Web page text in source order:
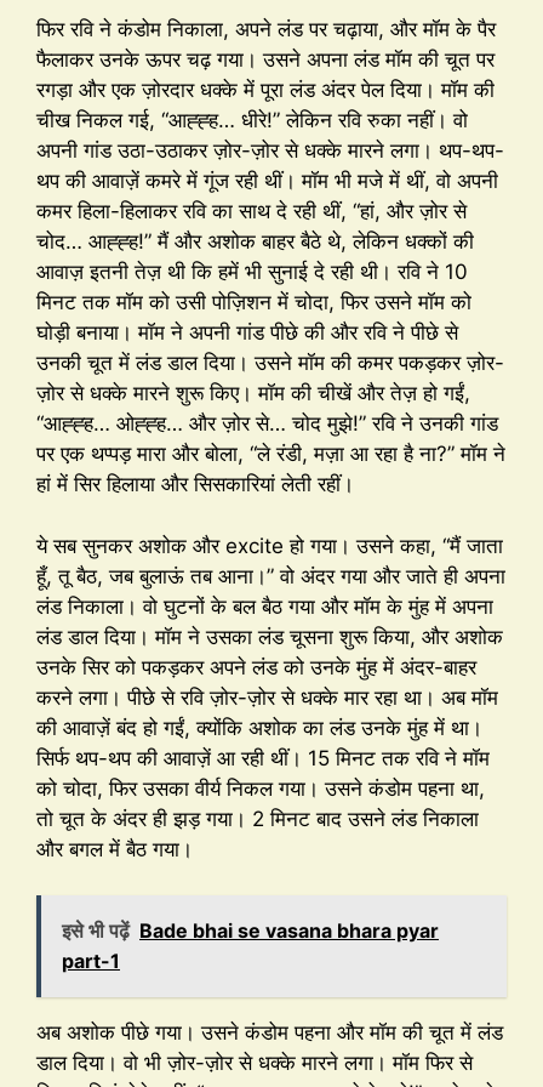
फिर रवि ने कंडोम निकाला, अपने लंड पर चढ़ाया, और मॉम के पैर
फैलाकर उनके ऊपर चढ़ गया। उसने अपना लंड मॉम की चूत पर
रगड़ा और एक ज़ोरदार धक्के में पूरा लंड अंदर पेल दिया। मॉम की
चीख निकल गई, “आह्ह्ह… धीरे!” लेकिन रवि रुका नहीं। वो
अपनी गांड उठा-उठाकर ज़ोर-ज़ोर से धक्के मारने लगा। थप-थप-
थप की आवाज़ें कमरे में गूंज रही थीं। मॉम भी मजे में थीं, वो अपनी
कमर हिला-हिलाकर रवि का साथ दे रही थीं, “हां, और ज़ोर से
चोद… आह्ह्ह!” मैं और अशोक बाहर बैठे थे, लेकिन धक्कों की
आवाज़ इतनी तेज़ थी कि हमें भी सुनाई दे रही थी। रवि ने 10
मिनट तक मॉम को उसी पोज़िशन में चोदा, फिर उसने मॉम को
घोड़ी बनाया। मॉम ने अपनी गांड पीछे की और रवि ने पीछे से
उनकी चूत में लंड डाल दिया। उसने मॉम की कमर पकड़कर ज़ोर-
ज़ोर से धक्के मारने शुरू किए। मॉम की चीखें और तेज़ हो गईं,
“आह्ह्ह… ओह्ह्ह… और ज़ोर से… चोद मुझे!” रवि ने उनकी गांड
पर एक थप्पड़ मारा और बोला, “ले रंडी, मज़ा आ रहा है ना?” मॉम ने
हां में सिर हिलाया और सिसकारियां लेती रहीं।
ये सब सुनकर अशोक और excite हो गया। उसने कहा, “मैं जाता
हूँ, तू बैठ, जब बुलाऊं तब आना।” वो अंदर गया और जाते ही अपना
लंड निकाला। वो घुटनों के बल बैठ गया और मॉम के मुंह में अपना
लंड डाल दिया। मॉम ने उसका लंड चूसना शुरू किया, और अशोक
उनके सिर को पकड़कर अपने लंड को उनके मुंह में अंदर-बाहर
करने लगा। पीछे से रवि ज़ोर-ज़ोर से धक्के मार रहा था। अब मॉम
की आवाज़ें बंद हो गईं, क्योंकि अशोक का लंड उनके मुंह में था।
सिर्फ थप-थप की आवाज़ें आ रही थीं। 15 मिनट तक रवि ने मॉम
को चोदा, फिर उसका वीर्य निकल गया। उसने कंडोम पहना था,
तो चूत के अंदर ही झड़ गया। 2 मिनट बाद उसने लंड निकाला
और बगल में बैठ गया।
इसे भी पढ़ें Bade bhai se vasana bhara pyar
part-1
अब अशोक पीछे गया। उसने कंडोम पहना और मॉम की चूत में लंड
डाल दिया। वो भी ज़ोर-ज़ोर से धक्के मारने लगा। मॉम फिर से